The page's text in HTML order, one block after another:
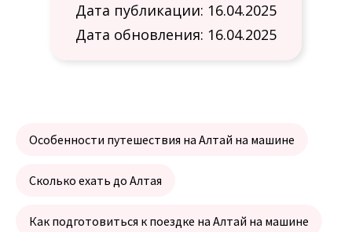
Дата публикации: 16.04.2025
Дата обновления: 16.04.2025
Особенности путешествия на Алтай на машине
Сколько ехать до Алтая
Как подготовиться к поездке на Алтай на машине